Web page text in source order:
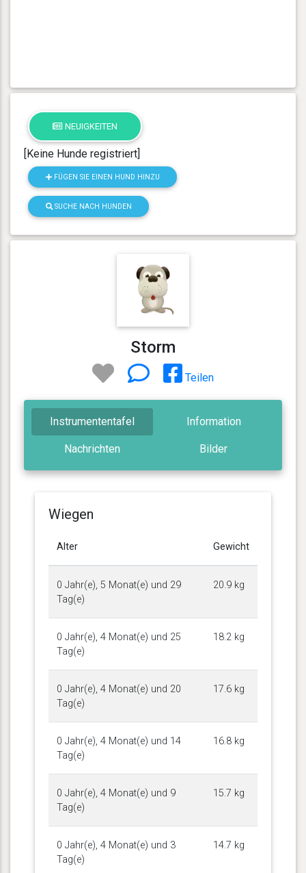
NEUIGKEITEN
[Keine Hunde registriert]
FÜGEN SIE EINEN HUND HINZU
SUCHE NACH HUNDEN
Storm
Teilen
Instrumententafel Information
Nachrichten Bilder
Wiegen
Alter Gewicht
0 Jahr(e), 5 Monat(e) und 29
Tag(e)
20.9 kg
0 Jahr(e), 4 Monat(e) und 25
Tag(e)
18.2 kg
0 Jahr(e), 4 Monat(e) und 20
Tag(e)
17.6 kg
0 Jahr(e), 4 Monat(e) und 14
Tag(e)
16.8 kg
0 Jahr(e), 4 Monat(e) und 9
Tag(e)
15.7 kg
0 Jahr(e), 4 Monat(e) und 3
Tag(e)
14.7 kg